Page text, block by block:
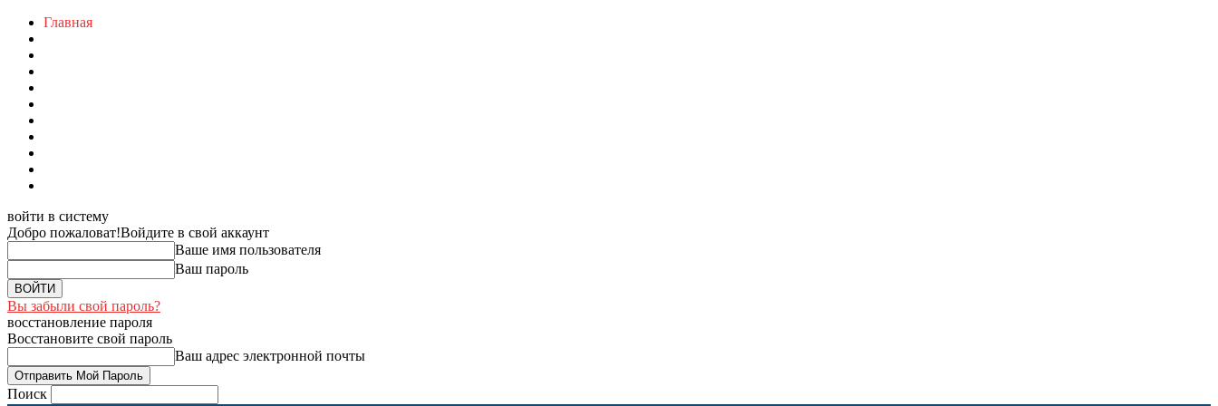
Главная
войти в систему
Добро пожаловат!Войдите в свой аккаунт
Ваше имя пользователя
Ваш пароль
Вы забыли свой пароль?
восстановление пароля
Восстановите свой пароль
Ваш адрес электронной почты
Поиск